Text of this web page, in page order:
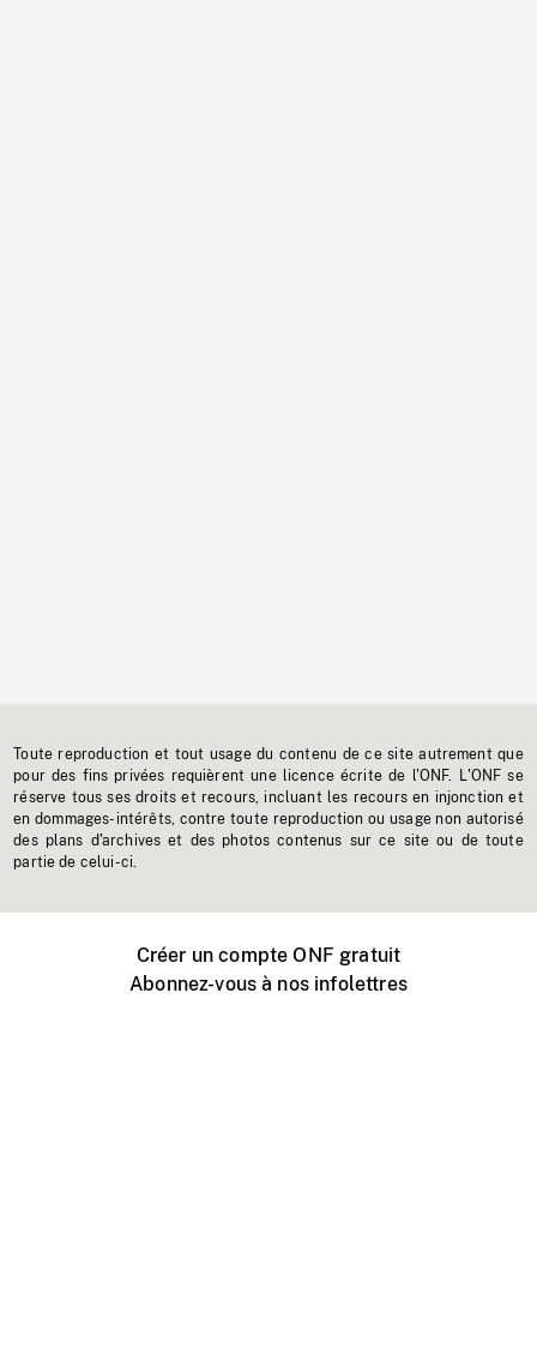
Toute reproduction et tout usage du contenu de ce site autrement que
pour des fins privées requièrent une licence écrite de l'ONF. L'ONF se
réserve tous ses droits et recours, incluant les recours en injonction et
en dommages-intérêts, contre toute reproduction ou usage non autorisé
des plans d'archives et des photos contenus sur ce site ou de toute
partie de celui-ci.
Créer un compte ONF gratuit
Abonnez-vous à nos infolettres